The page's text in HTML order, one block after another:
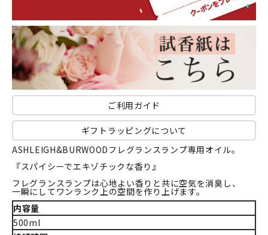
ご利用ガイド
ギフトラッピングについて
ASHLEIGH&BURWOODフレグランスランプ専用オイル。
『スパイシーでエキゾチックな香り』
フレグランスランプは心地よい香りと共に空気を消臭し、
一瞬にしてワンランク上の空間を作り上げます。
内容量
500ml